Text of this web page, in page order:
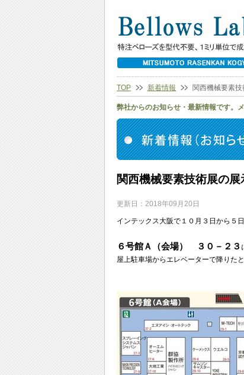
TOP 新着情報 関西機械要素技
弊社からのお知らせ・最新情報です。
関西機械要素技術展の展
更新日：2018年09月20日
インテックス大阪で１０月３日から５
６号館Ａ（会場） ３０－２３
屋上駐車場からエレベーターで降りた